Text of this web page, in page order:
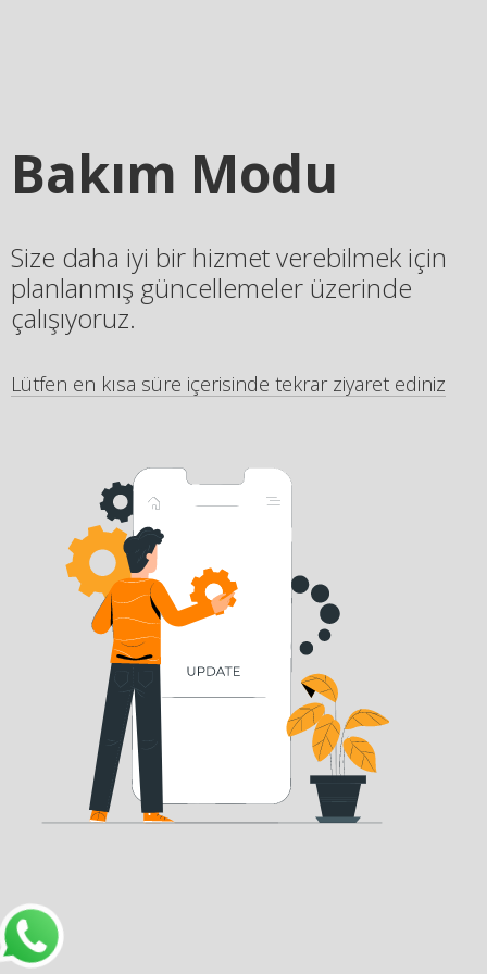
Bakım Modu
Size daha iyi bir hizmet verebilmek için
planlanmış güncellemeler üzerinde
çalışıyoruz.
Lütfen en kısa süre içerisinde tekrar ziyaret ediniz